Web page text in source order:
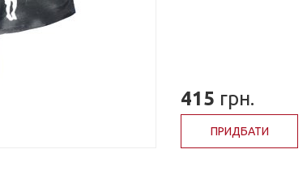
415 грн.
ПРИДБАТИ